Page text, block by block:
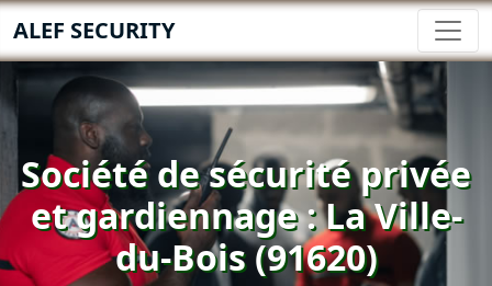
ALEF SECURITY
Société de sécurité privée
et gardiennage : La Ville-
du-Bois (91620)